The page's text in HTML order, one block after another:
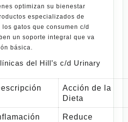
optimizan su bienestar
especializados de
, los gatos que consumen c/d
un soporte integral que va
básica.
del Hill’s c/d Urinary
Acción de la
Dieta
Reduce